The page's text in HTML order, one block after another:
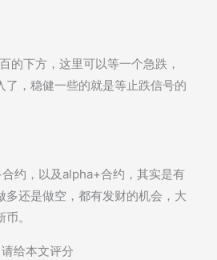
的下方，这里可以等一个急跌，
了，稳健一些的就是等止跌信号的
约，以及alpha+合约，其实是有
多还是做空，都有发财的机会，大
。
请给本文评分